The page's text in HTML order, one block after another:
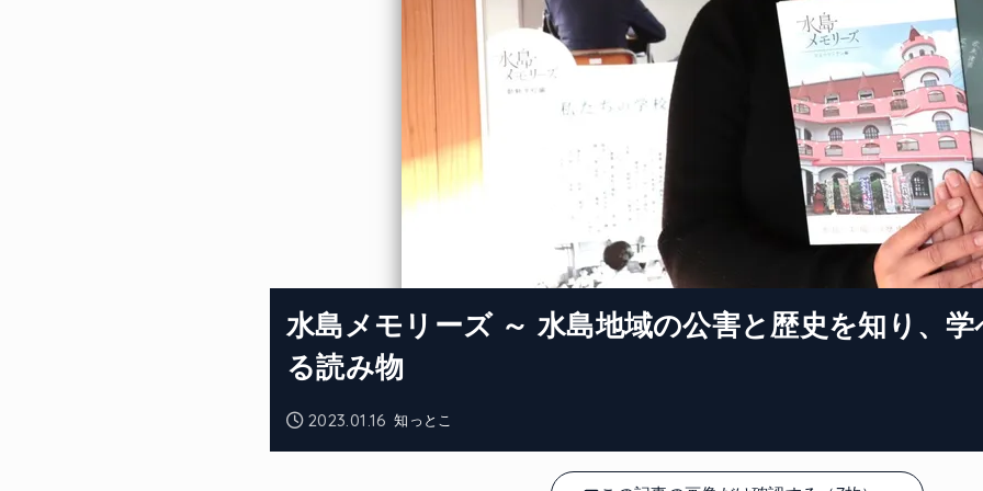
知っとこ
2023.01.16
水島メモリーズ ～ 水島地域の公害と歴史を知り、学
る読み物